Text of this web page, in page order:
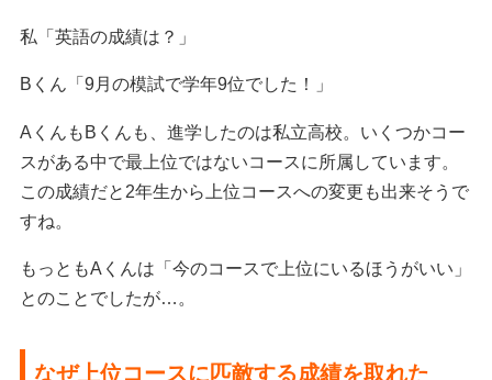
私「英語の成績は？」
Bくん「9月の模試で学年9位でした！」
AくんもBくんも、進学したのは私立高校。いくつかコー
スがある中で最上位ではないコースに所属しています。
この成績だと2年生から上位コースへの変更も出来そうで
すね。
もっともAくんは「今のコースで上位にいるほうがいい」
とのことでしたが…。
なぜ上位コースに匹敵する成績を取れた